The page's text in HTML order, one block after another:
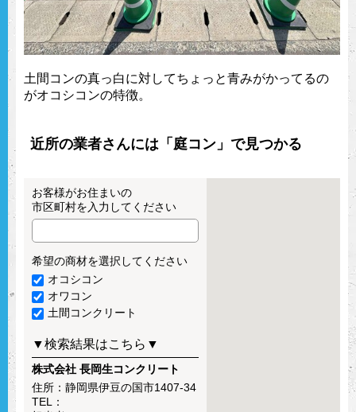
土間コンの真っ白に対してちょっと青みがかってるの
がオコシコンの特徴。
近所の業者さんには「庭コン」で見つかる